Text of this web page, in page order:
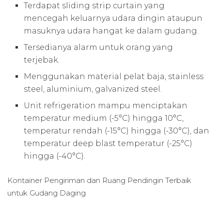
Terdapat sliding strip curtain yang
mencegah keluarnya udara dingin ataupun
masuknya udara hangat ke dalam gudang.
Tersedianya alarm untuk orang yang
terjebak.
Menggunakan material pelat baja, stainless
steel, aluminium, galvanized steel.
Unit refrigeration mampu menciptakan
temperatur medium (-5°C) hingga 10°C,
temperatur rendah (-15°C) hingga (-30°C), dan
temperatur deep blast temperatur (-25°C)
hingga (-40°C).
Kontainer Pengiriman dan Ruang Pendingin Terbaik
untuk Gudang Daging